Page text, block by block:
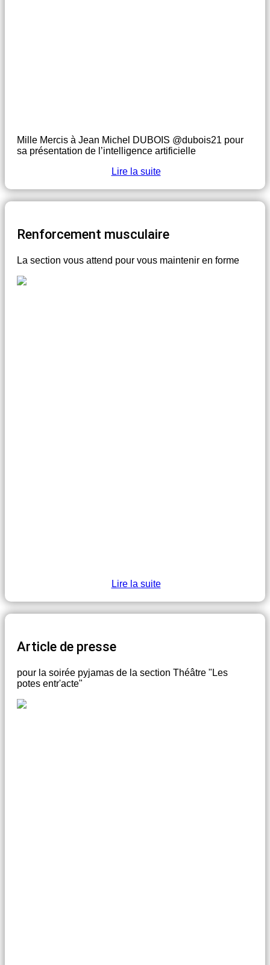
Mille Mercis à Jean Michel DUBOIS @dubois21 pour
sa présentation de l’intelligence artificielle
Lire la suite
Renforcement musculaire
La section vous attend pour vous maintenir en forme
Lire la suite
Article de presse
pour la soirée pyjamas de la section Théâtre "Les
potes entr'acte"